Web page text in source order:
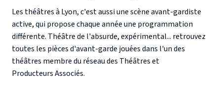
Les théâtres à Lyon, c'est aussi une scène avant-gardiste
active, qui propose chaque année une programmation
différente. Théâtre de l'absurde, expérimental... retrouvez
toutes les pièces d'avant-garde jouées dans l'un des
théâtres membre du réseau des Théâtres et
Producteurs Associés.